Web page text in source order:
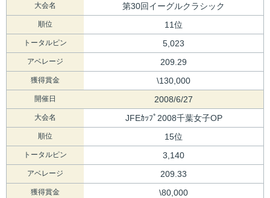
大会名 第30回イーグルクラシック
順位 11位
トータルピン 5,023
アベレージ 209.29
獲得賞金 \130,000
開催日 2008/6/27
大会名 JFEｶｯﾌﾟ2008千葉女子OP
順位 15位
トータルピン 3,140
アベレージ 209.33
獲得賞金 \80,000